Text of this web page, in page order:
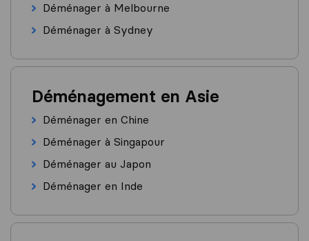
Déménager à Melbourne
Déménager à Sydney
Déménagement en Asie
Déménager en Chine
Déménager à Singapour
Déménager au Japon
Déménager en Inde